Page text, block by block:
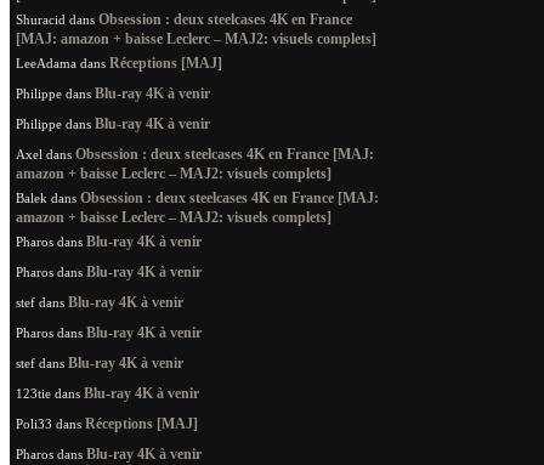
Shuracid dans Obsession : deux steelcases 4K en France
[MAJ: amazon + baisse Leclerc – MAJ2: visuels complets]
LeeAdama dans Réceptions [MAJ]
Philippe dans Blu-ray 4K à venir
Philippe dans Blu-ray 4K à venir
Axel dans Obsession : deux steelcases 4K en France [MAJ:
amazon + baisse Leclerc – MAJ2: visuels complets]
Balek dans Obsession : deux steelcases 4K en France [MAJ:
amazon + baisse Leclerc – MAJ2: visuels complets]
Pharos dans Blu-ray 4K à venir
Pharos dans Blu-ray 4K à venir
stef dans Blu-ray 4K à venir
Pharos dans Blu-ray 4K à venir
stef dans Blu-ray 4K à venir
123tie dans Blu-ray 4K à venir
Poli33 dans Réceptions [MAJ]
Pharos dans Blu-ray 4K à venir